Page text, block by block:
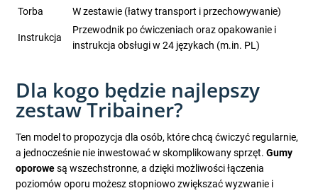
Torba
W zestawie (łatwy transport i przechowywanie)
Instrukcja
Przewodnik po ćwiczeniach oraz opakowanie i
instrukcja obsługi w 24 językach (m.in. PL)
Dla kogo będzie najlepszy
zestaw Tribainer?
Ten model to propozycja dla osób, które chcą ćwiczyć regularnie,
a jednocześnie nie inwestować w skomplikowany sprzęt.Gumy
oporowesą wszechstronne, a dzięki możliwości łączenia
poziomów oporu możesz stopniowo zwiększać wyzwanie i